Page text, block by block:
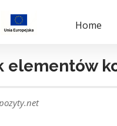
Home
elementów